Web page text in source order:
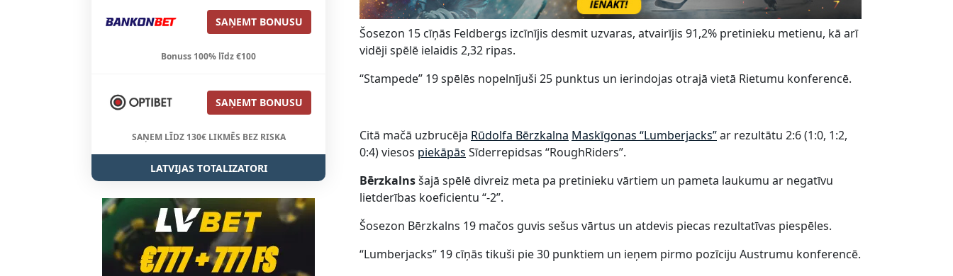
SAŅEMT BONUSU
Bonuss 100% līdz €100
SAŅEMT BONUSU
SAŅEM LĪDZ 130€ LIKMĒS BEZ RISKA
LATVIJAS TOTALIZATORI
Šosezon 15 cīņās Feldbergs izcīnījis desmit uzvaras, atvairījis 91,2% pretinieku metienu, kā arī
vidēji spēlē ielaidis 2,32 ripas.
“Stampede” 19 spēlēs nopelnījuši 25 punktus un ierindojas otrajā vietā Rietumu konferencē.
Citā mačā uzbrucēja Rūdolfa Bērzkalna Maskīgonas “Lumberjacks”ar rezultātu 2:6 (1:0, 1:2,
0:4) viesos piekāpās Sīderrepidsas “RoughRiders”.
Bērzkalnsšajā spēlē divreiz meta pa pretinieku vārtiem un pameta laukumu ar negatīvu
lietderības koeficientu “-2”.
Šosezon Bērzkalns 19 mačos guvis sešus vārtus un atdevis piecas rezultatīvas piespēles.
“Lumberjacks” 19 cīņās tikuši pie 30 punktiem un ieņem pirmo pozīciju Austrumu konferencē.